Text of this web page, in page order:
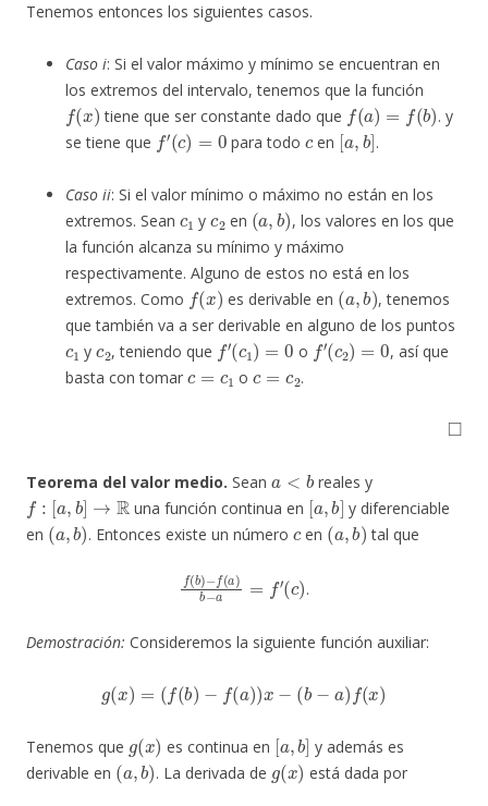
Tenemos entonces los siguientes casos.
Caso i: Si el valor máximo y mínimo se encuentran en
los extremos del intervalo, tenemos que la función
f(x )
tiene que ser constante dado que
f(a )=f(b)
. y
se tiene que
f′( c)= 0
para todo
c
en
[a ,b]
.
Caso ii: Si el valor mínimo o máximo no están en los
extremos. Sean
c 1
y
c2
en
(a,b)
, los valores en los que
la función alcanza su mínimo y máximo
respectivamente. Alguno de estos no está en los
extremos. Como
f(x)
es derivable en
(a,b)
, tenemos
que también va a ser derivable en alguno de los puntos
c1
y
c2
, teniendo que
f′(c1)=0
o
f′(c2)=0
, así que
basta con tomar
c=c 1
o
c 2
.
◻
Teorema del valor medio. Sean reales y
f:[a,b]→R
una función continua en
[a,b]
y diferenciable
en
(a,b)
. Entonces existe un número
c
en
(a b )
tal que
f(b)−f(a a= f′
(c
.
Demostración: Consideremos la siguiente función auxiliar:
( ) b) − f x− b (x
Tenemos que
( )
es continua en
[ b]
y además es
derivable en
(a,b)
. La derivada de
g(x)
está dada por